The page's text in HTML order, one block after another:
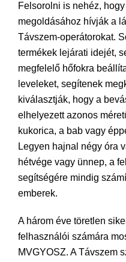
Felsorolni is nehéz,
megoldásához hívják a
Távszem-operátorokat.
termékek lejárati idejét,
megfelelő hőfokra
leveleket, segítenek
kiválasztják, hogy a
elhelyezett azonos
kukorica, a bab vagy
Legyen hajnal négy óra
hétvége vagy ünnep, a
segítségére mindig
emberek.
A három éve töretlen
felhasználói számára
MVGYOSZ. A Távszem